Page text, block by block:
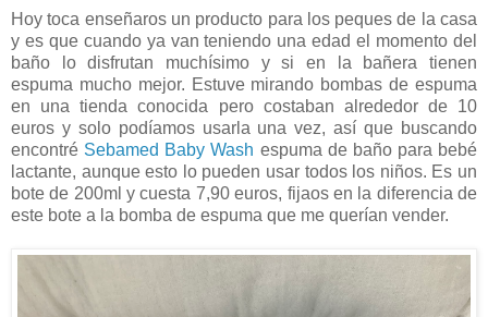
Hoy toca enseñaros un producto para los peques de la casa
y es que cuando ya van teniendo una edad el momento del
baño lo disfrutan muchísimo y si en la bañera tienen
espuma mucho mejor. Estuve mirando bombas de espuma
en una tienda conocida pero costaban alrededor de 10
euros y solo podíamos usarla una vez, así que buscando
encontré Sebamed Baby Wash espuma de baño para bebé
lactante, aunque esto lo pueden usar todos los niños. Es un
bote de 200ml y cuesta 7,90 euros, fijaos en la diferencia de
este bote a la bomba de espuma que me querían vender.